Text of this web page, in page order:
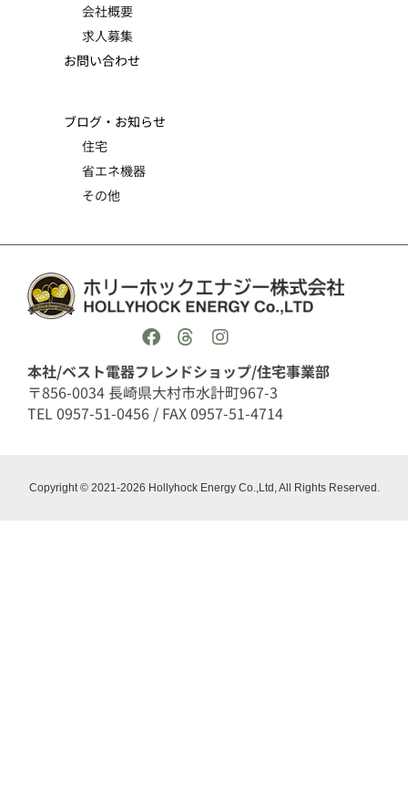
会社概要
求人募集
お問い合わせ
ブログ・お知らせ
住宅
省エネ機器
その他
本社/ベスト電器フレンドショップ/住宅事業部
〒856-0034 長崎県大村市水計町967-3
TEL 0957-51-0456 / FAX 0957-51-4714
Copyright © 2021-2026 Hollyhock Energy Co.,Ltd, All Rights Reserved.